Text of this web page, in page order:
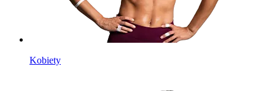
Kobiety